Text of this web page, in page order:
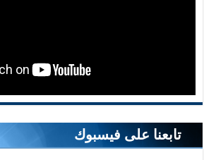
تابعنا على فيسبوك